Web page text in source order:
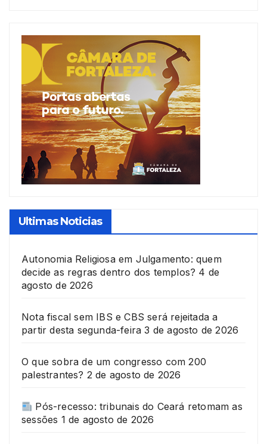
Ultimas Noticias
Autonomia Religiosa em Julgamento: quem
decide as regras dentro dos templos? 4 de
agosto de 2026
Nota fiscal sem IBS e CBS será rejeitada a
partir desta segunda-feira 3 de agosto de 2026
O que sobra de um congresso com 200
palestrantes? 2 de agosto de 2026
Pós-recesso: tribunais do Ceará retomam as
sessões 1 de agosto de 2026